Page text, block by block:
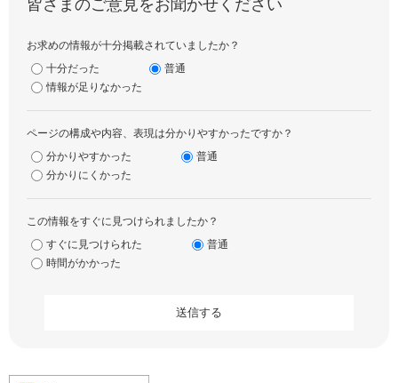
皆さまのご意見をお聞かせください
お求めの情報が十分掲載されていましたか？
十分だった
普通
情報が足りなかった
ページの構成や内容、表現は分かりやすかったですか？
分かりやすかった
普通
分かりにくかった
この情報をすぐに見つけられましたか？
すぐに見つけられた
普通
時間がかかった